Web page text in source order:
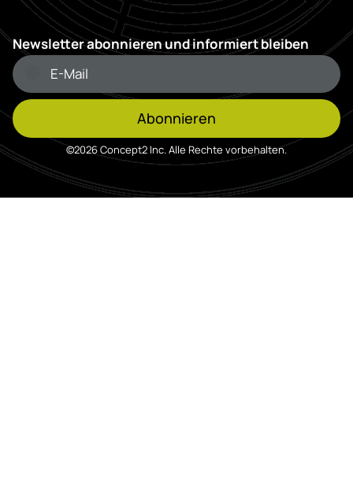
Newsletter abonnieren und informiert bleiben
Abonnieren
©2026 Concept2 Inc. Alle Rechte vorbehalten.